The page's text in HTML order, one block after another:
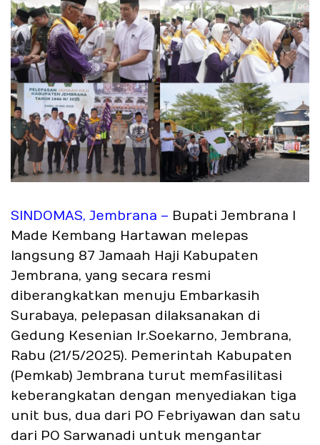
SINDOMAS, Jembrana – Bupati Jembrana I
Made Kembang Hartawan melepas
langsung 87 Jamaah Haji Kabupaten
Jembrana, yang secara resmi
diberangkatkan menuju Embarkasih
Surabaya, pelepasan dilaksanakan di
Gedung Kesenian Ir.Soekarno, Jembrana,
Rabu (21/5/2025). Pemerintah Kabupaten
(Pemkab) Jembrana turut memfasilitasi
keberangkatan dengan menyediakan tiga
unit bus, dua dari PO Febriyawan dan satu
dari PO Sarwanadi untuk mengantar